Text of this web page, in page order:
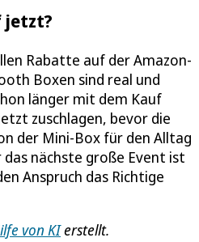
jetzt?
Rabatte auf der Amazon-
Boxen sind real und
länger mit dem Kauf
zuschlagen, bevor die
der Mini-Box für den Alltag
nächste große Event ist
Anspruch das Richtige
von KIerstellt.